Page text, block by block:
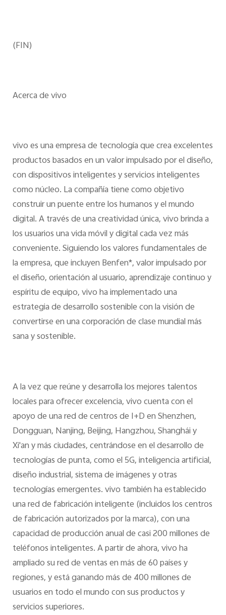
(FIN)
Acerca de vivo
vivo es una empresa de tecnología que crea excelentes
productos basados en un valor impulsado por el diseño,
con dispositivos inteligentes y servicios inteligentes
como núcleo. La compañía tiene como objetivo
construir un puente entre los humanos y el mundo
digital. A través de una creatividad única, vivo brinda a
los usuarios una vida móvil y digital cada vez más
conveniente. Siguiendo los valores fundamentales de
la empresa, que incluyen Benfen*, valor impulsado por
el diseño, orientación al usuario, aprendizaje continuo y
espíritu de equipo, vivo ha implementado una
estrategia de desarrollo sostenible con la visión de
convertirse en una corporación de clase mundial más
sana y sostenible.
A la vez que reúne y desarrolla los mejores talentos
locales para ofrecer excelencia, vivo cuenta con el
apoyo de una red de centros de I+D en Shenzhen,
Dongguan, Nanjing, Beijing, Hangzhou, Shanghái y
Xi'an y más ciudades, centrándose en el desarrollo de
tecnologías de punta, como el 5G, inteligencia artificial,
diseño industrial, sistema de imágenes y otras
tecnologías emergentes. vivo también ha establecido
una red de fabricación inteligente (incluidos los centros
de fabricación autorizados por la marca), con una
capacidad de producción anual de casi 200 millones de
teléfonos inteligentes. A partir de ahora, vivo ha
ampliado su red de ventas en más de 60 países y
regiones, y está ganando más de 400 millones de
usuarios en todo el mundo con sus productos y
servicios superiores.